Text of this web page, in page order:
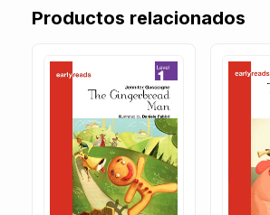
Productos relacionados